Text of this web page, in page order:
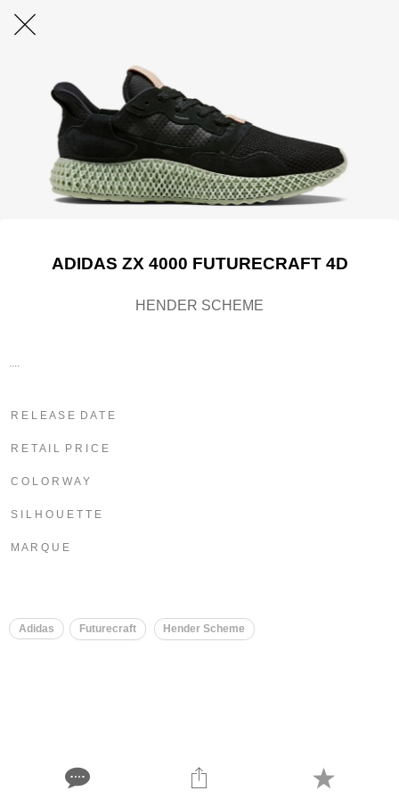
ADIDAS ZX 4000 FUTURECRAFT 4D
HENDER SCHEME
R E L E A S E D A T E
R E T A I L P R I C E
C O L O R W A Y
S I L H O U E T T E
M A R Q U E
Adidas Futurecraft ​ Hender Scheme